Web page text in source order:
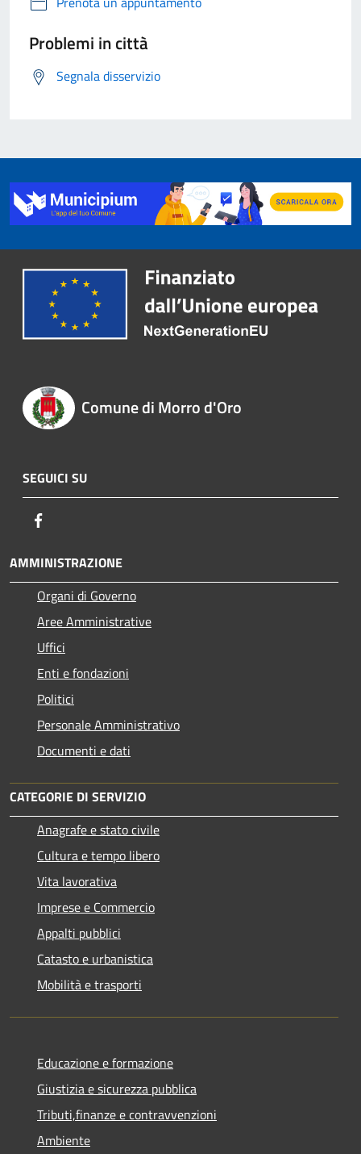
Problemi in città
Segnala disservizio
Comune di Morro d'Oro
SEGUICI SU
AMMINISTRAZIONE
Organi di Governo
Aree Amministrative
Uffici
Enti e fondazioni
Politici
Personale Amministrativo
Documenti e dati
CATEGORIE DI SERVIZIO
Anagrafe e stato civile
Cultura e tempo libero
Vita lavorativa
Imprese e Commercio
Appalti pubblici
Catasto e urbanistica
Mobilità e trasporti
Educazione e formazione
Giustizia e sicurezza pubblica
Tributi,finanze e contravvenzioni
Ambiente